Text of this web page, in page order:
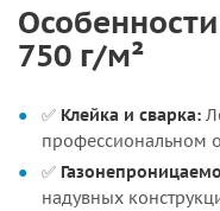
750 г/м²
✅ Клейка и сварка:
профессиональном
✅
надувных